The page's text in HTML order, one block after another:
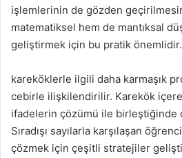
işlemlerinin de gözden
matematiksel hem de mantıksal
geliştirmek için bu pratik önemlidir.
kareköklerle ilgili daha karmaşık
cebirle ilişkilendirilir. Karekök
ifadelerin çözümü ile birleştiğinde
Sıradışı sayılarla karşılaşan
çözmek için çeşitli stratejiler